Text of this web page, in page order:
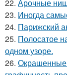
22. Арочные
23. Иногда
24. Парижский
25. Полосатое
одном узоре.
26. Окрашенные